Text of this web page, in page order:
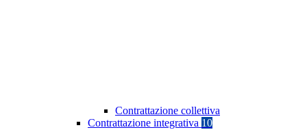
Contrattazione collettiva
Contrattazione integrativa 10